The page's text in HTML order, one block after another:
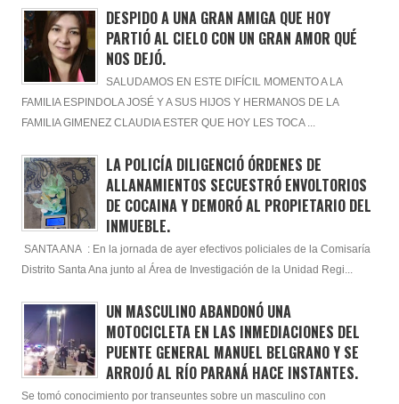
DESPIDO A UNA GRAN AMIGA QUE HOY
PARTIÓ AL CIELO CON UN GRAN AMOR QUÉ
NOS DEJÓ.
SALUDAMOS EN ESTE DIFÍCIL MOMENTO A LA
FAMILIA ESPINDOLA JOSÉ Y A SUS HIJOS Y HERMANOS DE LA
FAMILIA GIMENEZ CLAUDIA ESTER QUE HOY LES TOCA ...
LA POLICÍA DILIGENCIÓ ÓRDENES DE
ALLANAMIENTOS SECUESTRÓ ENVOLTORIOS
DE COCAINA Y DEMORÓ AL PROPIETARIO DEL
INMUEBLE.
SANTA ANA : En la jornada de ayer efectivos policiales de la Comisaría
Distrito Santa Ana junto al Área de Investigación de la Unidad Regi...
UN MASCULINO ABANDONÓ UNA
MOTOCICLETA EN LAS INMEDIACIONES DEL
PUENTE GENERAL MANUEL BELGRANO Y SE
ARROJÓ AL RÍO PARANÁ HACE INSTANTES.
Se tomó conocimiento por transeuntes sobre un masculino con